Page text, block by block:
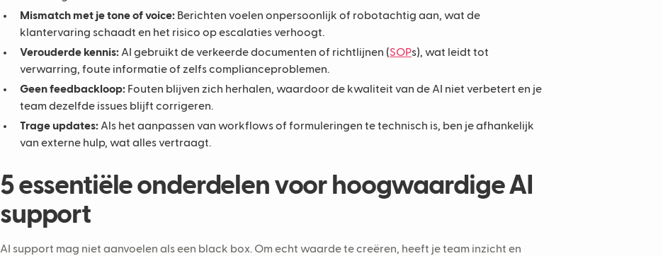
Mismatch met je tone of voice: Berichten voelen onpersoonlijk of robotachtig aan, wat de
klantervaring schaadt en het risico op escalaties verhoogt.
Verouderde kennis:AI gebruikt de verkeerde documenten of richtlijnen (SOPs), wat leidt tot
verwarring, foute informatie of zelfs complianceproblemen.
Geen feedbackloop: Fouten blijven zich herhalen, waardoor de kwaliteit van de AI niet verbetert en je
team dezelfde issues blijft corrigeren.
Trage updates:Als het aanpassen van workflows of formuleringen te technisch is, ben je afhankelijk
van externe hulp, wat alles vertraagt.
5 essentiële onderdelen voor hoogwaardige AI
support
AI support mag niet aanvoelen als een black box. Om echt waarde te creëren, heeft je team inzicht en